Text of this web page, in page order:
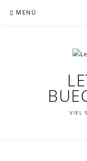
Inhalt MENÜ
VIEL